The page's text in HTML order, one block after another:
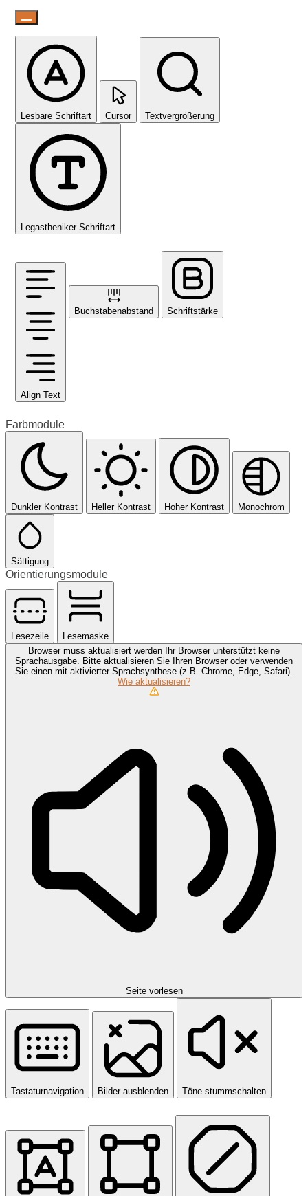
Lesbare Schriftart Cursor Textvergrößerung
Legastheniker-Schriftart
Align Text
Buchstabenabstand Schriftstärke
Farbmodule
Dunkler Kontrast Heller Kontrast Hoher Kontrast Monochrom
Sättigung
Orientierungsmodule
Lesezeile
Lesemaske
Browser muss aktualisiert werden
Ihr Browser unterstützt keine
Sprachausgabe. Bitte aktualisieren Sie Ihren Browser oder verwenden
Sie einen mit aktivierter Sprachsynthese (z.B. Chrome, Edge, Safari).
Wie aktualisieren?
Seite vorlesen
Tastaturnavigation Bilder ausblenden Töne stummschalten